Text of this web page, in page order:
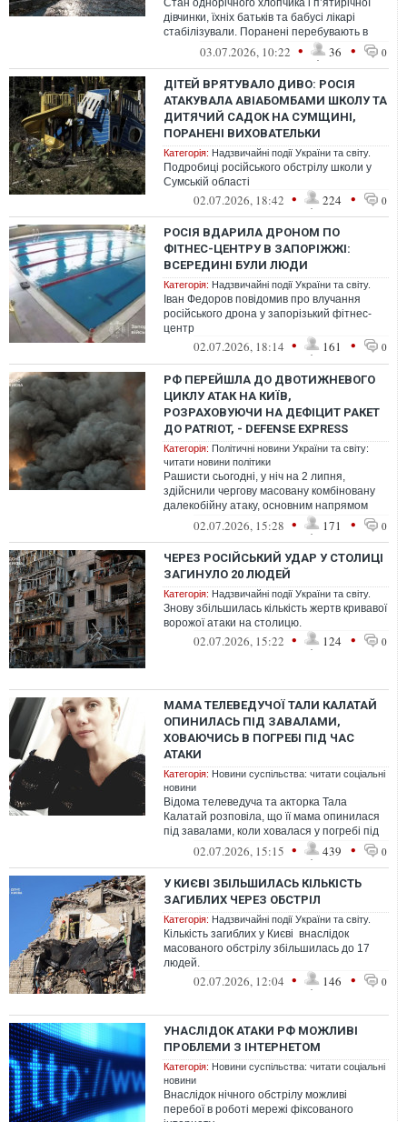
Стан однорічного хлопчика і пʼятирічної
дівчинки, їхніх батьків та бабусі лікарі
стабілізували. Поранені перебувають в
стаціонарі, з позитивною динамі...
03.07.2026, 10:22 • 36 • 0
ДІТЕЙ ВРЯТУВАЛО ДИВО: РОСІЯ
АТАКУВАЛА АВІАБОМБАМИ ШКОЛУ ТА
ДИТЯЧИЙ САДОК НА СУМЩИНІ,
ПОРАНЕНІ ВИХОВАТЕЛЬКИ
Категорія: Надзвичайні події України та світу.
Подробиці російського обстрілу школи у
Сумській області
02.07.2026, 18:42 • 224 • 0
РОСІЯ ВДАРИЛА ДРОНОМ ПО
ФІТНЕС-ЦЕНТРУ В ЗАПОРІЖЖІ:
ВСЕРЕДИНІ БУЛИ ЛЮДИ
Категорія: Надзвичайні події України та світу.
Іван Федоров повідомив про влучання
російського дрона у запорізький фітнес-
центр
02.07.2026, 18:14 • 161 • 0
РФ ПЕРЕЙШЛА ДО ДВОТИЖНЕВОГО
ЦИКЛУ АТАК НА КИЇВ,
РОЗРАХОВУЮЧИ НА ДЕФІЦИТ РАКЕТ
ДО PATRIOT, - DEFENSE EXPRESS
Категорія: Політичні новини України та світу:
читати новини політики
Рашисти сьогодні, у ніч на 2 липня,
здійснили чергову масовану комбіновану
далекобійну атаку, основним напрямом
удару якої став Київ.
02.07.2026, 15:28 • 171 • 0
ЧЕРЕЗ РОСІЙСЬКИЙ УДАР У СТОЛИЦІ
ЗАГИНУЛО 20 ЛЮДЕЙ
Категорія: Надзвичайні події України та світу.
Знову збільшилась кількість жертв кривавої
ворожої атаки на столицю.
02.07.2026, 15:22 • 124 • 0
МАМА ТЕЛЕВЕДУЧОЇ ТАЛИ КАЛАТАЙ
ОПИНИЛАСЬ ПІД ЗАВАЛАМИ,
ХОВАЮЧИСЬ В ПОГРЕБІ ПІД ЧАС
АТАКИ
Категорія: Новини суспільства: читати соціальні
новини
Відома телеведуча та акторка Тала
Калатай розповіла, що її мама опинилася
під завалами, коли ховалася у погребі під
час масованої атаки на Київ.
02.07.2026, 15:15 • 439 • 0
У КИЄВІ ЗБІЛЬШИЛАСЬ КІЛЬКІСТЬ
ЗАГИБЛИХ ЧЕРЕЗ ОБСТРІЛ
Категорія: Надзвичайні події України та світу.
Кількість загиблих у Києві внаслідок
масованого обстрілу збільшилась до 17
людей.
02.07.2026, 12:04 • 146 • 0
УНАСЛІДОК АТАКИ РФ МОЖЛИВІ
ПРОБЛЕМИ З ІНТЕРНЕТОМ
Категорія: Новини суспільства: читати соціальні
новини
Внаслідок нічного обстрілу можливі
перебої в роботі мережі фіксованого